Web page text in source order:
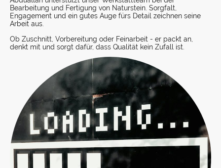
Bearbeitung und Fertigung von Naturstein. Sorgfalt,
Engagement und ein gutes Auge fürs Detail zeichnen seine
Arbeit aus.
Ob Zuschnitt, Vorbereitung oder Feinarbeit - er packt an,
denkt mit und sorgt dafür, dass Qualität kein Zufall ist.